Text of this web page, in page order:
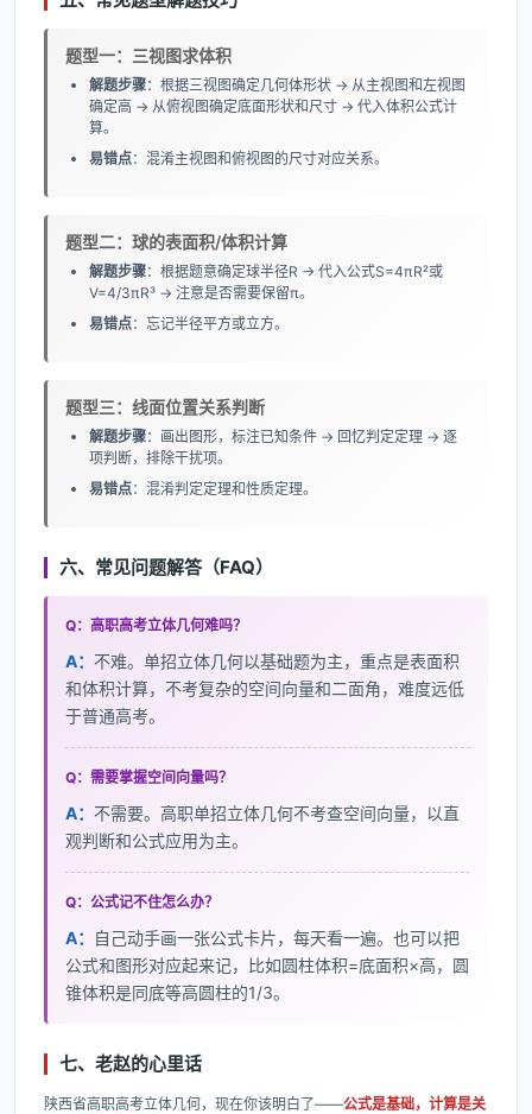
题型一：三视图求体积
解题步骤：根据三视图确定几何体形状 → 从主视图和左视图
确定高 → 从俯视图确定底面形状和尺寸 → 代入体积公式计
算。
易错点：混淆主视图和俯视图的尺寸对应关系。
题型二：球的表面积/体积计算
解题步骤：根据题意确定球半径R → 代入公式S=4πR²或
V=4/3πR³ → 注意是否需要保留π。
易错点：忘记半径平方或立方。
题型三：线面位置关系判断
解题步骤：画出图形，标注已知条件 → 回忆判定定理 → 逐
项判断，排除干扰项。
易错点：混淆判定定理和性质定理。
六、常见问题解答（FAQ）
Q：高职高考立体几何难吗？
A： 不难。单招立体几何以基础题为主，重点是表面积
和体积计算，不考复杂的空间向量和二面角，难度远低
于普通高考。
Q：需要掌握空间向量吗？
A： 不需要。高职单招立体几何不考查空间向量，以直
观判断和公式应用为主。
Q：公式记不住怎么办？
A：
自己动手画一张公式卡片，每天看一遍。也可以把
公式和图形对应起来记，比如圆柱体积=底面积×高，圆
锥体积是同底等高圆柱的1/3。
七、老赵的心里话
陕西省高职高考立体几何，现在你该明白了——公式是基础，计算是关